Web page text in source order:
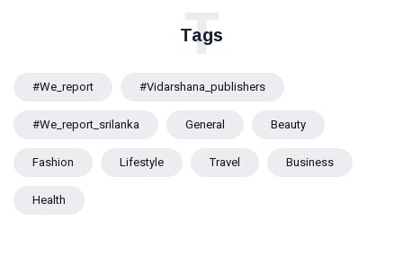
Tags
T
#we_report #vidarshana_publishers
#we_report_srilanka General Beauty
Fashion Lifestyle Travel Business
Health